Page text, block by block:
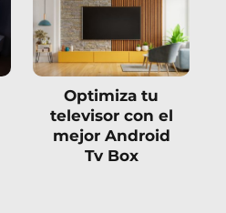
Optimiza tu
televisor con el
mejor Android
Tv Box